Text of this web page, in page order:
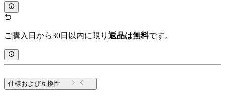
ご購入日から30日以内に限り 返品は無料です。
仕様および互換性